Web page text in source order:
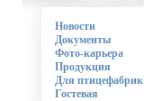
Новости
Документы
Фото-карьера
Продукция
Для птицефабрик
Гостевая